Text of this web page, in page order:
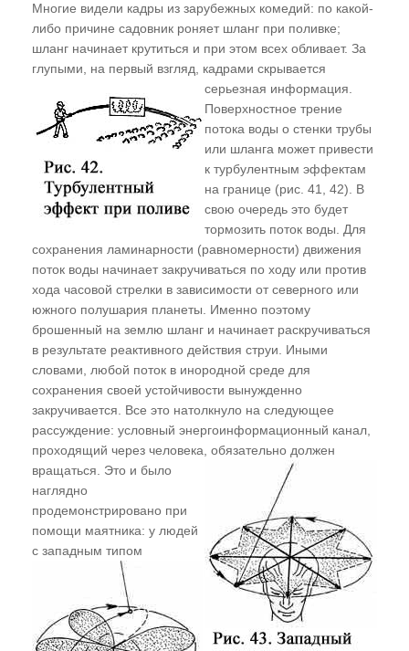
Практическое задание
ГЛАВА СЕДЬМАЯ
Язык общения, вербальная магия и
нейролингвистическое программирование
"Ударим магией по эволюции", или Как
лучше вырыть себе могилу. Ритуальная
Не умрем, но изменимся
"Ах, эта свадьба..."
ГЛАВА ВОСЬМАЯ
"Крестоносцы". Религия и деструктивная
магия. Религиозные обряды с точки зрения
эниологии
За что Бог проклял род Адама? Прочтем
Библию "с карандашом в руке"
ГЛАВА ДЕВЯТАЯ
Техногенная магия
"Святая рука" шлет привет. Роль воды в
энергоинформационном обмене. "Заряжаю
воду, кремы, аккумуляторы..."
Многие видели кадры из зарубежных комедий: по какой-
либо причине садовник роняет шланг при поливке;
шланг начинает крутиться и при этом всех обливает. За
глупыми, на первый взгляд, кадрами скрывается
серьезная информация.
Поверхностное трение
потока воды о стенки трубы
или шланга может привести
к турбулентным эффектам
на границе (рис. 41, 42). В
свою очередь это будет
тормозить поток воды. Для
сохранения ламинарности (равномерности) движения
поток воды начинает закручиваться по ходу или против
хода часовой стрелки в зависимости от северного или
южного полушария планеты. Именно поэтому
брошенный на землю шланг и начинает раскручиваться
в результате реактивного действия струи. Иными
словами, любой поток в инородной среде для
сохранения своей устойчивости вынужденно
закручивается. Все это натолкнуло на следующее
рассуждение: условный энергоинформационный канал,
проходящий через человека, обязательно должен
вращаться. Это и было
наглядно
продемонстрировано при
помощи маятника: у людей
с западным типом